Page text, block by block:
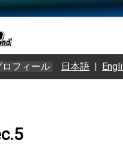
ロフィール 日本語 |